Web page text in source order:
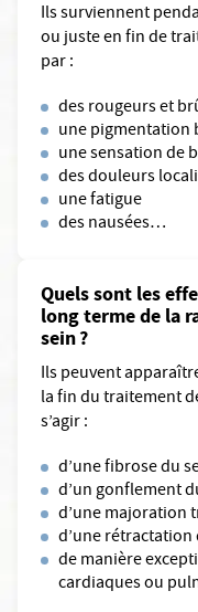
Ils surviennent
ou juste en fin de
par :
des rougeurs et
une pigmentation
une sensation de
des douleurs
une fatigue
des nausées…
Quels sont les
long terme de la
sein ?
Ils peuvent
la fin du traitement
s’agir :
d’une fibrose du
d’un gonflement
d’une majoration
d’une rétractation
de manière
cardiaques ou